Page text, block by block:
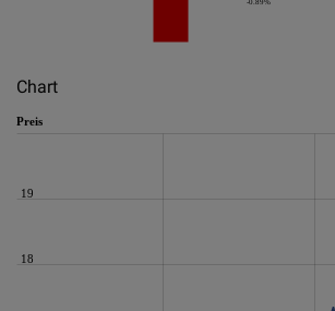
-0.89%
Chart
Preis
18
19